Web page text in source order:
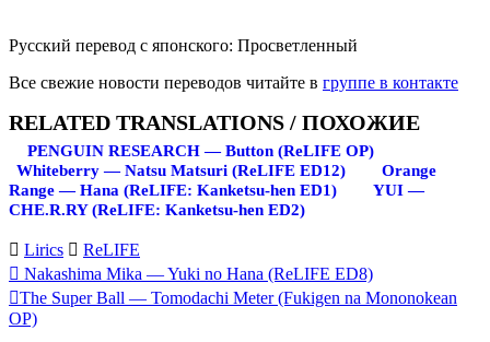
Русский перевод с японского: Просветленный
Все свежие новости переводов читайте в группе в контакте
RELATED TRANSLATIONS / ПОХОЖИЕ
PENGUIN RESEARCH — Button (ReLIFE OP)
Whiteberry — Natsu Matsuri (ReLIFE ED12)
Orange
Range — Hana (ReLIFE: Kanketsu-hen ED1)
YUI —
CHE.R.RY (ReLIFE: Kanketsu-hen ED2)
Lirics ReLIFE
Запись
навигация
Nakashima Mika — Yuki no Hana (ReLIFE ED8)
The Super Ball — Tomodachi Meter (Fukigen na Mononokean
OP)